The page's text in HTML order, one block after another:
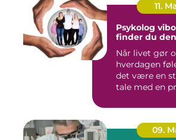
11.
Psykolog viborg
finder du
Når livet gør
hverdagen
det være en
tale med en
09.